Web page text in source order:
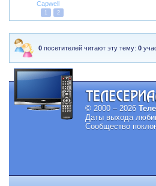
Capwell
1 2
0 посетителей читают эту тему:0
© 2000 – 2026
Даты выхода
Сообщество